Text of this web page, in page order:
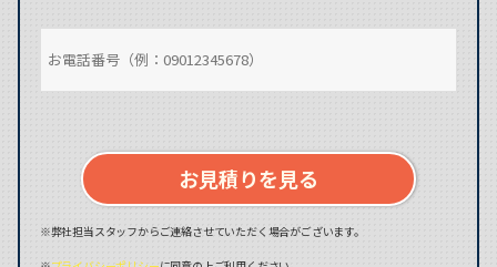
お見積りを見る
※弊社担当スタッフからご連絡させていただく場合がございます。